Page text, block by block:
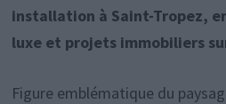
installation à Saint-Tropez,
luxe et projets immobiliers
Figure emblématique du